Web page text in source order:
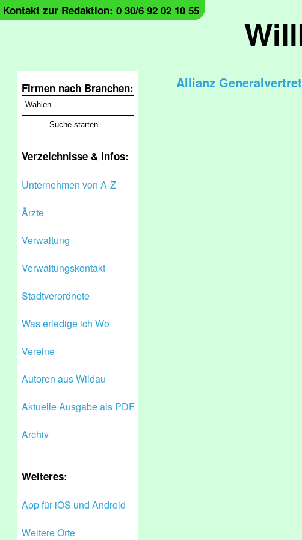
Kontakt zur Redaktion: 0 30/6 92 02 10 55
Firmen nach Branchen:
Verzeichnisse & Infos:
Unternehmen von A-Z
Ärzte
Verwaltung
Verwaltungskontakt
Stadtverordnete
Was erledige ich Wo
Vereine
Autoren aus Wildau
Aktuelle Ausgabe als PDF
Archiv
Weiteres:
App für iOS und Android
Weitere Orte
Allianz